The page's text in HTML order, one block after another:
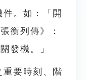
。如：「開
衡列傳》：
發機。」
要時刻、階